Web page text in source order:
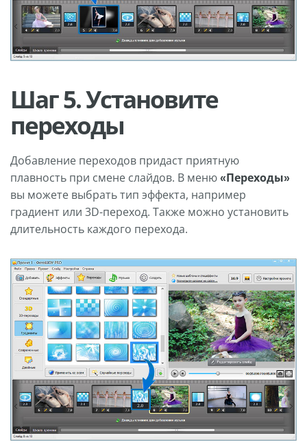
Шаг 5. Установите
переходы
Добавление переходов придаст приятную
плавность при смене слайдов. В меню«Переходы»
вы можете выбрать тип эффекта, например
градиент или 3D-переход. Также можно установить
длительность каждого перехода.